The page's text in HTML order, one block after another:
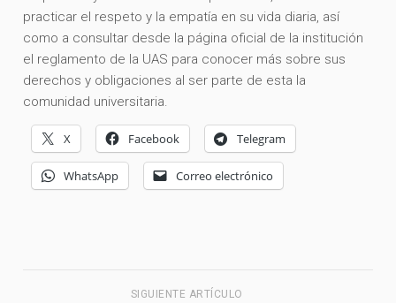
practicar el respeto y la empatía en su vida diaria, así
como a consultar desde la página oficial de la institución
el reglamento de la UAS para conocer más sobre sus
derechos y obligaciones al ser parte de esta la
comunidad universitaria.
X Facebook Telegram
WhatsApp Correo electrónico
SIGUIENTE ARTÍCULO